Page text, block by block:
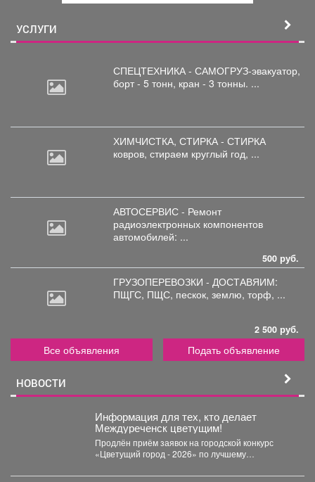
УСЛУГИ
СПЕЦТЕХНИКА - САМОГРУЗ-эвакуатор,
борт - 5 тонн, кран - 3 тонны. ...
ХИМЧИСТКА, СТИРКА - СТИРКА
ковров, стираем круглый год, ...
АВТОСЕРВИС - Ремонт
радиоэлектронных компонентов
автомобилей: ...
500 руб.
ГРУЗОПЕРЕВОЗКИ - ДОСТАВЯИМ:
ПЩГС, ПЩС, пескок, землю, торф, ...
2 500 руб.
Все объявления Подать объявление
НОВОСТИ
Информация для тех, кто делает
Междуреченск цветущим!
Продлён приём заявок на городской конкурс
«Цветущий город - 2026» по лучшему